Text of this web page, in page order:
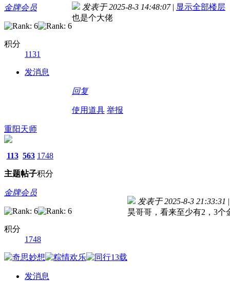
金牌会员
积分
1131
发消息
发表于 2025-8-3 14:48:07 | 显示全部楼层
也是个大佬
回复
使用道具 举报
重阳天师
113
主题
563
帖子
1748
积分
金牌会员
积分
1748
发消息
发表于 2025-8-3 21:33:31 |
昊哥哥，看来至少有2，3个